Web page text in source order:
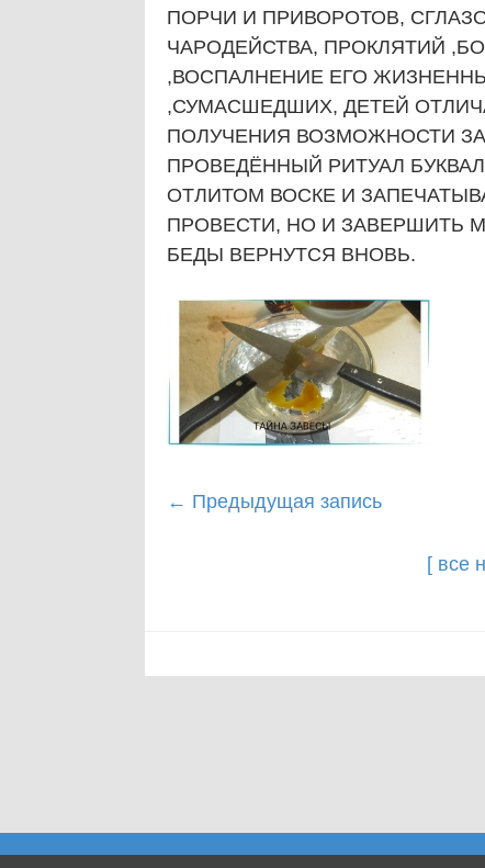
ПОРЧИ И ПРИВОРОТОВ,
ЧАРОДЕЙСТВА, ПРОКЛЯТИЙ
,ВОСПАЛНЕНИЕ ЕГО
,СУМАСШЕДШИХ, ДЕТЕЙ
ПОЛУЧЕНИЯ ВОЗМОЖНОСТИ
ПРОВЕДЁННЫЙ РИТУАЛ
ОТЛИТОМ ВОСКЕ И
ПРОВЕСТИ, НО И ЗАВЕРШИТЬ
БЕДЫ ВЕРНУТСЯ ВНОВЬ.
Post
← Предыдущая запись
[ все